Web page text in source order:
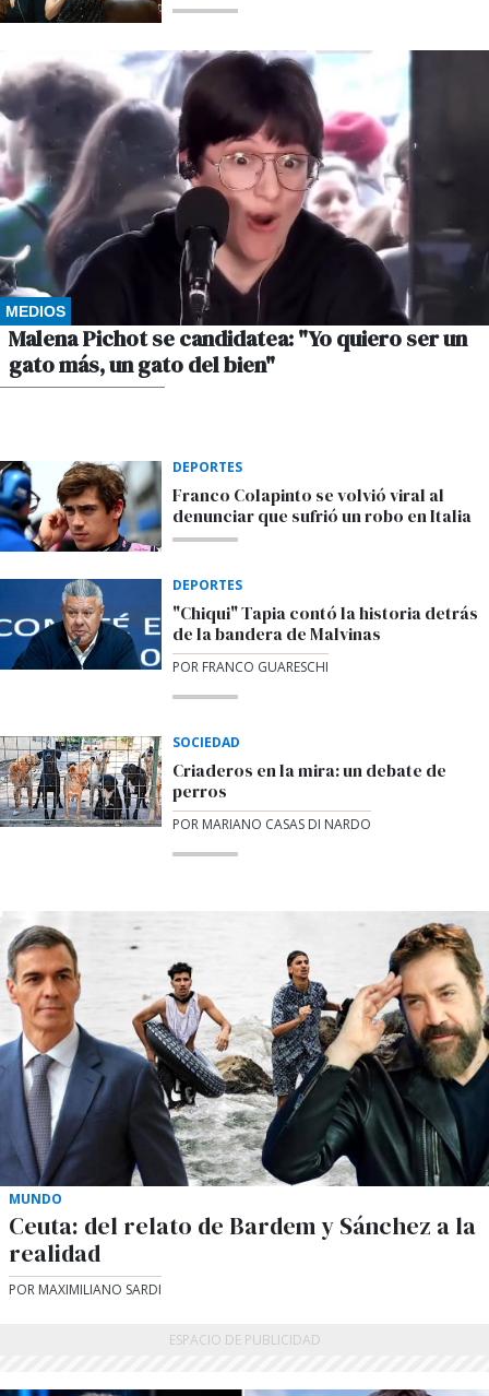
MEDIOS
Malena Pichot se candidatea: "Yo quiero ser un
gato más, un gato del bien"
DEPORTES
Franco Colapinto se volvió viral al
denunciar que sufrió un robo en Italia
DEPORTES
"Chiqui" Tapia contó la historia detrás
de la bandera de Malvinas
POR FRANCO GUARESCHI
SOCIEDAD
Criaderos en la mira: un debate de
perros
POR MARIANO CASAS DI NARDO
MUNDO
Ceuta: del relato de Bardem y Sánchez a la
realidad
POR MAXIMILIANO SARDI